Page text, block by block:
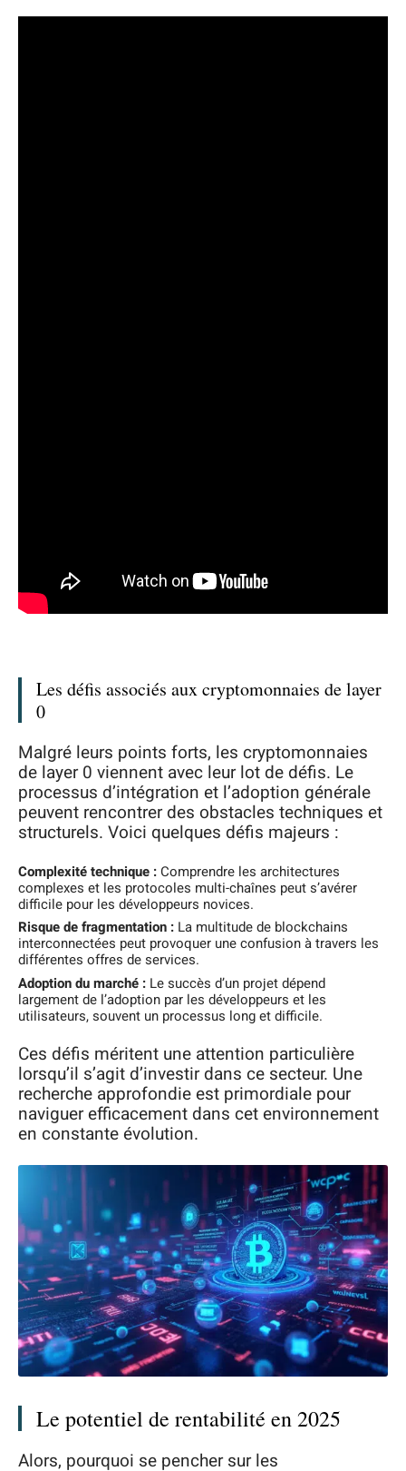
Les défis associés aux cryptomonnaies de layer
0
Malgré leurs points forts, les cryptomonnaies
de layer 0 viennent avec leur lot de défis. Le
processus d’intégration et l’adoption générale
peuvent rencontrer des obstacles techniques et
structurels. Voici quelques défis majeurs :
Complexité technique :Comprendre les architectures
complexes et les protocoles multi-chaînes peut s’avérer
difficile pour les développeurs novices.
Risque de fragmentation : La multitude de blockchains
interconnectées peut provoquer une confusion à travers les
différentes offres de services.
Adoption du marché : Le succès d’un projet dépend
largement de l’adoption par les développeurs et les
utilisateurs, souvent un processus long et difficile.
Ces défis méritent une attention particulière
lorsqu’il s’agit d’investir dans ce secteur. Une
recherche approfondie est primordiale pour
naviguer efficacement dans cet environnement
en constante évolution.
Le potentiel de rentabilité en 2025
Alors, pourquoi se pencher sur les